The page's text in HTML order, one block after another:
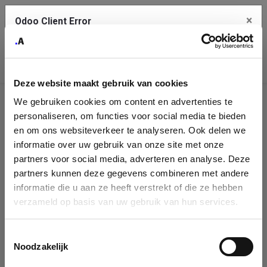
Deze website maakt gebruik van cookies
We gebruiken cookies om content en advertenties te
personaliseren, om functies voor social media te bieden
en om ons websiteverkeer te analyseren. Ook delen we
informatie over uw gebruik van onze site met onze
partners voor social media, adverteren en analyse. Deze
partners kunnen deze gegevens combineren met andere
informatie die u aan ze heeft verstrekt of die ze hebben
verzameld op basis van uw gebruik van hun services.
Noodzakelijk
Company
Identification
Please fill in your company details
You can search a company in our database by name, VAT or
enterprise ID. When a company is selected it will auto-complete the
form. If you don't find your company in our database, you can create
Odoo Client Error ×
service.
See details
Ok